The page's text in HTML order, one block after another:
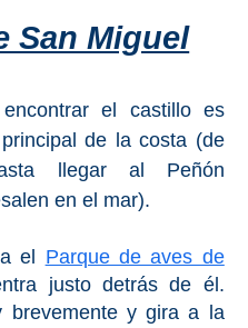
San Miguel
el castillo es
de la costa (de
llegar al Peñón
en el mar).
el Parque de aves de
justo detrás de él.
brevemente y gira a la